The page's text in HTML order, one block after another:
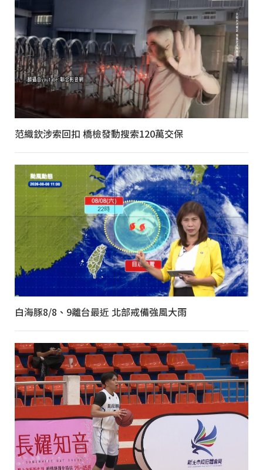
范織欽涉索回扣 橋檢發動搜索120萬交保
白海豚8/8、9離台最近 北部戒備強風大雨